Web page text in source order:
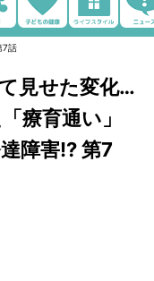
7話
見せた変化…
療育通い」
障害!? 第7